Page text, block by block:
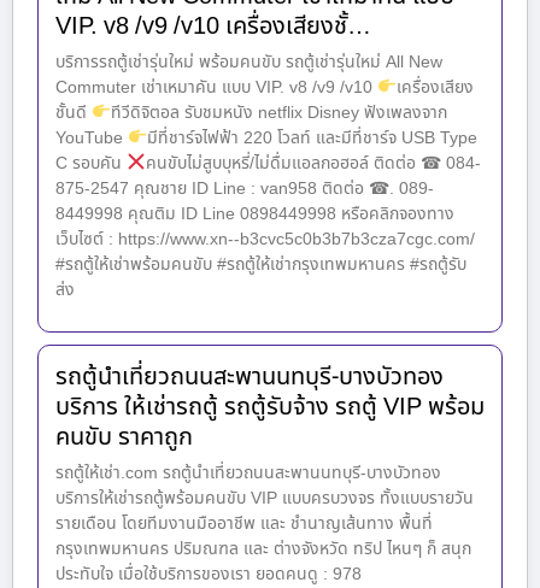
VIP. v8 /v9 /v10 เครื่องเสียงชั้…
บริการรถตู้เช่ารุ่นใหม่ พร้อมคนขับ รถตู้เช่ารุ่นใหม่ All New
Commuter เช่าเหมาคัน แบบ VIP. v8 /v9 /v10
เครื่องเสียง
ชั้นดี
ทีวีดิจิตอล รับชมหนัง netflix Disney ฟังเพลงจาก
YouTube
มีที่ชาร์จไฟฟ้า 220 โวลท์ และมีที่ชาร์จ USB Type
C รอบคัน
คนขับไม่สูบบุหรี่/ไม่ดื่มแอลกอฮอล์ ติดต่อ ☎ 084-
875-2547 คุณชาย ID Line : van958 ติดต่อ ☎. 089-
8449998 คุณติม ID Line 0898449998 หรือคลิกจองทาง
เว็บไซต์ : https://www.xn--b3cvc5c0b3b7b3cza7cgc.com/
#รถตู้ให้เช่าพร้อมคนขับ #รถตู้ให้เช่ากรุงเทพมหานคร #รถตู้รับ
ส่ง
รถตู้นำเที่ยวถนนสะพานนทบุรี-บางบัวทอง
บริการ ให้เช่ารถตู้ รถตู้รับจ้าง รถตู้ VIP พร้อม
คนขับ ราคาถูก
รถตู้ให้เช่า.com รถตู้นำเที่ยวถนนสะพานนทบุรี-บางบัวทอง
บริการให้เช่ารถตู้พร้อมคนขับ VIP แบบครบวงจร ทั้งแบบรายวัน
รายเดือน โดยทีมงานมืออาชีพ และ ชำนาญเส้นทาง พื้นที่
กรุงเทพมหานคร ปริมณฑล และ ต่างจังหวัด ทริป ไหนๆ ก็ สนุก
ประทับใจ เมื่อใช้บริการของเรา ยอดคนดู : 978